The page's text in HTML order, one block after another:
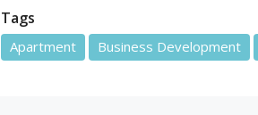
Tags
Apartment Business Development